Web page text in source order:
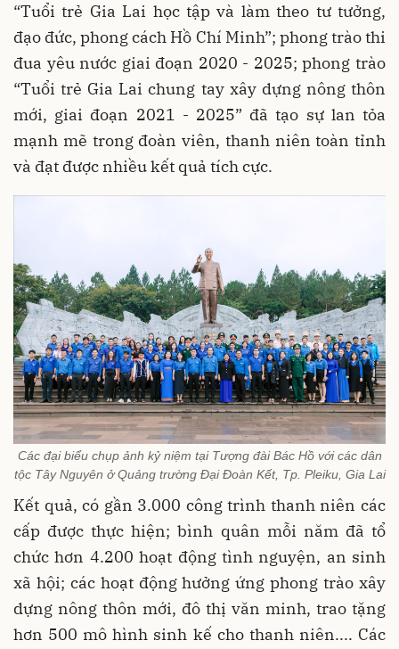
“Tuổi trẻ Gia Lai học tập và làm theo tư tưởng,
đạo đức, phong cách Hồ Chí Minh”; phong trào thi
đua yêu nước giai đoạn 2020 - 2025; phong trào
“Tuổi trẻ Gia Lai chung tay xây dựng nông thôn
mới, giai đoạn 2021 - 2025” đã tạo sự lan tỏa
mạnh mẽ trong đoàn viên, thanh niên toàn tỉnh
và đạt được nhiều kết quả tích cực.
Các đại biểu chụp ảnh kỷ niệm tại Tượng đài Bác Hồ với các dân
tộc Tây Nguyên ở Quảng trường Đại Đoàn Kết, Tp. Pleiku, Gia Lai
Kết quả, có gần 3.000 công trình thanh niên các
cấp được thực hiện; bình quân mỗi năm đã tổ
chức hơn 4.200 hoạt động tình nguyện, an sinh
xã hội; các hoạt động hưởng ứng phong trào xây
dựng nông thôn mới, đô thị văn minh, trao tặng
hơn 500 mô hình sinh kế cho thanh niên.... Các